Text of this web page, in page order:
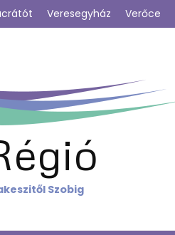
Veresegyház Verőce
Szobig